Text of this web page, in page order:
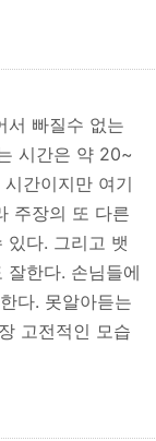
서 빠질수 없는
시간은 약 20~
간이지만 여기
주장의 또 다른
있다. 그리고 뱃
잘한다. 손님들에
다. 못알아듣는
고전적인 모습